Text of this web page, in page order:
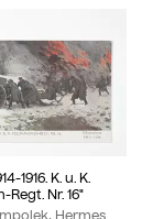
1916. K. u. K.
Regt. Nr. 16"
Hermes
Album